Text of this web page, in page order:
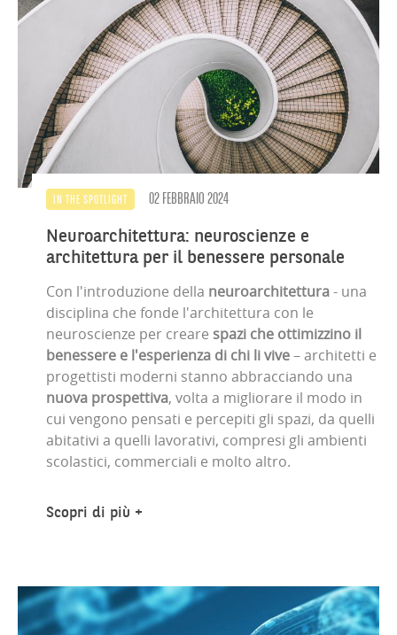
IN THE SPOTLIGHT 02 FEBBRAIO 2024
Neuroarchitettura: neuroscienze e
architettura per il benessere personale
Con l'introduzione della neuroarchitettura- una
disciplina che fonde l'architettura con le
neuroscienze per creare spazi che ottimizzino il
benessere e l'esperienza di chi li vive– architetti e
progettisti moderni stanno abbracciando una
nuova prospettiva, volta a migliorare il modo in
cui vengono pensati e percepiti gli spazi, da quelli
abitativi a quelli lavorativi, compresi gli ambienti
scolastici, commerciali e molto altro.
Scopri di più